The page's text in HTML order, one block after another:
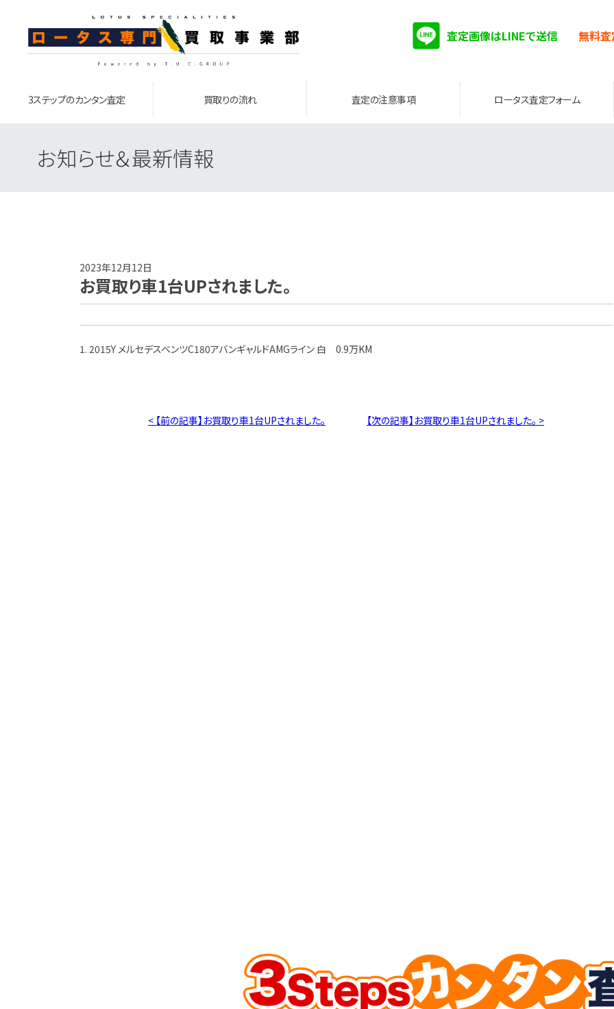
査定画像はLINEで送信 無料査
3ステップのカンタン査定 買取りの流れ 査定の注意事項 ロータス査定フォーム
お知らせ＆最新情報
2023年12月12日
お買取り車1台UPされました。
1. 2015Y メルセデスベンツC180アバンギャルドAMGライン 白 0.9万KM
< 【前の記事】お買取り車1台UPされました。 【次の記事】お買取り車1台UPされました。 >